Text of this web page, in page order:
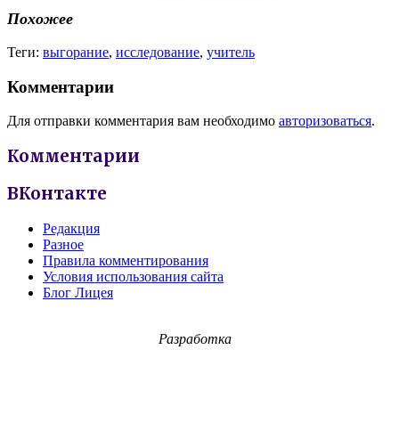
Похожее
Теги: выгорание, исследование, учитель
Комментарии
Для отправки комментария вам необходимо авторизоваться.
Комментарии
ВКонтакте
Редакция
Разное
Правила комментирования
Условия использования сайта
Блог Лицея
Разработка